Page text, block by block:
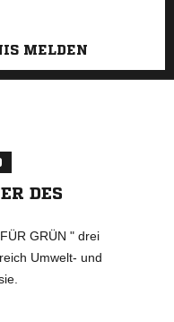
MELDEN
DES
GRÜN " drei
Umwelt- und